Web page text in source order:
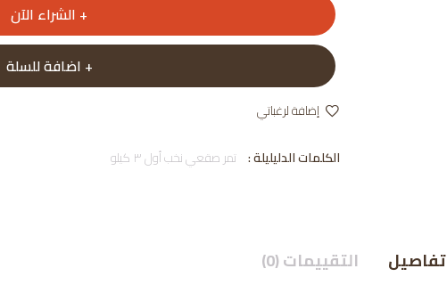
الشراء الآن
اضافة للسلة
إضافة لرغباتي
الكلمات الدليليلة : تمر صقعي نخب أول ٣ كيلو
تفاصيل التقييمات (0)